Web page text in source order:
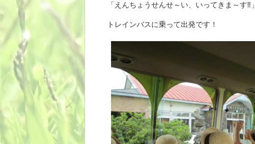
「えんちょうせんせ～い、いってきま～す‼」
トレインバスに乗って出発です！